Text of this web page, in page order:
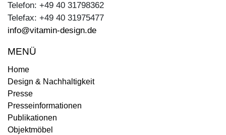
Telefon: +49 40 31798362
Telefax: +49 40 31975477
info@vitamin-design.de
MENÜ
Home
Design & Nachhaltigkeit
Presse
Presseinformationen
Publikationen
Objektmöbel